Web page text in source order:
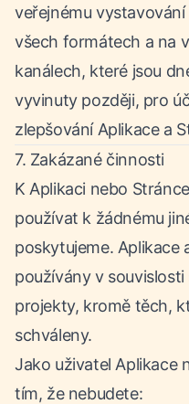
veřejnému
všech formátech a na
kanálech, které jsou
vyvinuty později, pro
zlepšování Aplikace a
7. Zakázané činnosti
K Aplikaci nebo
používat k žádnému
poskytujeme. Aplikace
používány v
projekty, kromě těch,
schváleny.
Jako uživatel Aplikace
tím, že nebudete: